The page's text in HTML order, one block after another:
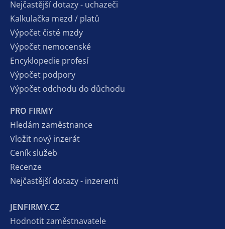
Nejčastější dotazy - uchazeči
Kalkulačka mezd / platů
Výpočet čisté mzdy
Výpočet nemocenské
Encyklopedie profesí
Výpočet podpory
Výpočet odchodu do důchodu
PRO FIRMY
Hledám zaměstnance
Vložit nový inzerát
Ceník služeb
Recenze
Nejčastější dotazy - inzerenti
JENFIRMY.CZ
Hodnotit zaměstnavatele